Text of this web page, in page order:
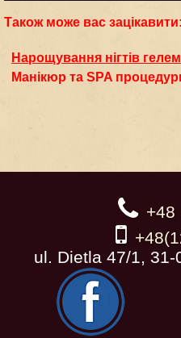
Також може вас зацікавити:
Нарощування нігтів гелем
Манікюр та SPA
+48
ul. Dietla 47/1,